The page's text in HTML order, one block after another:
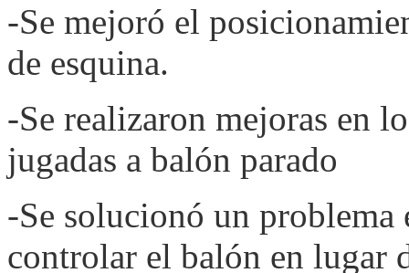
-Se mejoró el
de esquina.
-Se realizaron mejoras en
jugadas a balón parado
-Se solucionó un problema
controlar el balón en lugar